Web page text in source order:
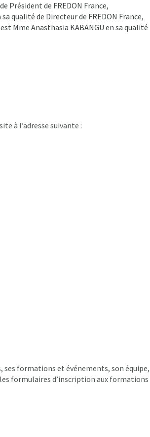
Président de FREDON France,
qualité de Directeur de FREDON France,
Mme Anasthasia KABANGU en sa qualité
à l’adresse suivante :
ses formations et événements, son équipe,
formulaires d’inscription aux formations